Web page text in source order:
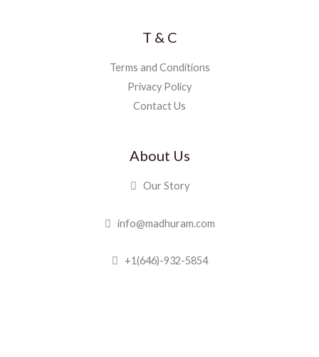
T & C
Terms and Conditions
Privacy Policy
Contact Us
About Us
Our Story
info@madhuram.com
+1(646)-932-5854